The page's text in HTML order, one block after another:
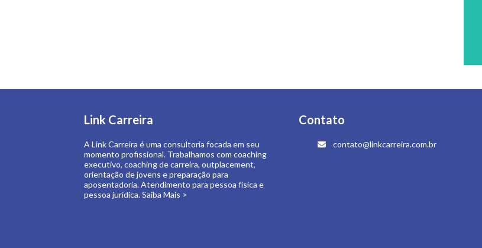
Link Carreira
A Link Carreira é uma consultoria focada em seu
momento profissional. Trabalhamos com coaching
orientação de jovens e preparação para
aposentadoria. Atendimento para pessoa física e
pessoa jurídica.Saiba Mais >
Contato
contato@linkcarreira.com.br